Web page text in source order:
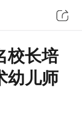
校长培
幼儿师